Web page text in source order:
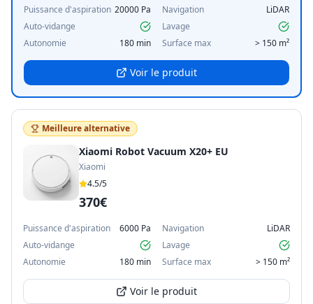
Puissance d'aspiration 20000 Pa Navigation
LiDAR
Auto-vidange
Lavage
Autonomie
180 min Surface max > 150 m²
Voir le produit
Meilleure alternative
Xiaomi Robot Vacuum X20+ EU
Xiaomi
4.5/5
370€
Puissance d'aspiration 6000 Pa Navigation
LiDAR
Auto-vidange
Lavage
Autonomie
180 min Surface max > 150 m²
Voir le produit